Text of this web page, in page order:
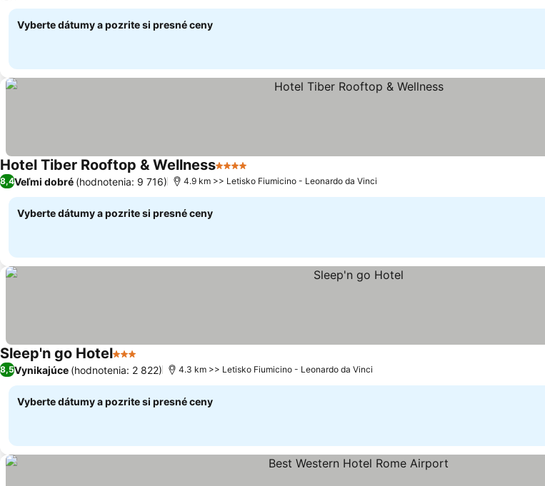
Vyberte dátumy a pozrite si presné ceny
Hotel Tiber Rooftop & Wellness4 Počet hviezdičiek
8,4Veľmi dobré (hodnotenia: 9 716) 4.9 km >> Letisko Fiumicino - Leonardo da Vinci
Vyberte dátumy a pozrite si presné ceny
Sleep'n go Hotel3 Počet hviezdičiek
8,5Vynikajúce (hodnotenia: 2 822) 4.3 km >> Letisko Fiumicino - Leonardo da Vinci
Vyberte dátumy a pozrite si presné ceny